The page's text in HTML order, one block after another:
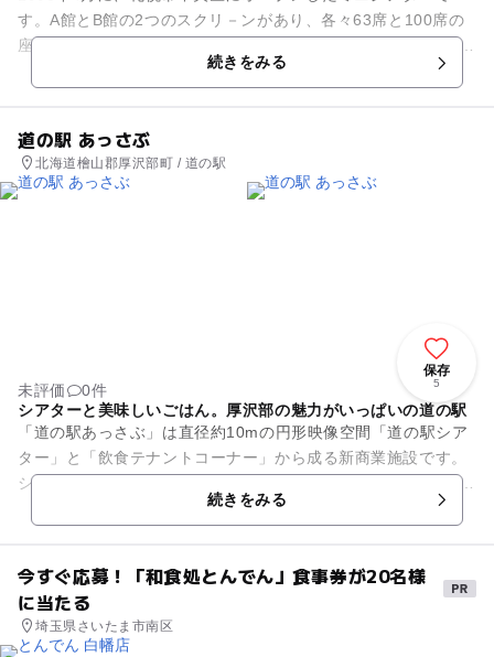
す。A館とB館の2つのスクリ－ンがあり、各々63席と100席の
座席を備えています。 日本電子光学社製の35ミリ映写機に、デ
続きをみる
道の駅 あっさぶ
北海道檜山郡厚沢部町 / 道の駅
保存
5
未評価
0件
シアターと美味しいごはん。厚沢部の魅力がいっぱいの道の駅
「道の駅あっさぶ」は直径約10mの円形映像空間「道の駅シア
ター」と「飲食テナントコーナー」から成る新商業施設です。
シアターには縦2,304センチメートル×横10,944センチメートル
続きをみる
今すぐ応募！「和食処とんでん」食事券が20名様
に当たる
埼玉県さいたま市南区